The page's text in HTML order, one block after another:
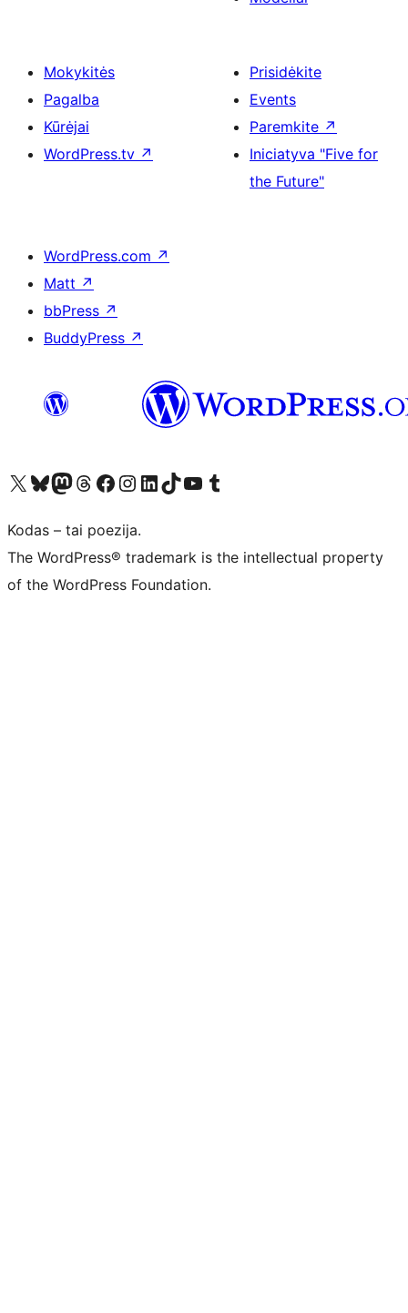
Mokykitės
Pagalba
Kūrėjai
WordPress.tv ↗
Prisidėkite
Events
Paremkite ↗
Iniciatyva "Five for
the Future"
WordPress.com ↗
Matt ↗
bbPress ↗
BuddyPress ↗
Visit our X (formerly Twitter) account
Apsilankykite mūsų Bluesky paskyroje
Visit our Mastodon account
Apsilankykite mūsų Threads paskyroje
Visit our Facebook page
Visit our Instagram account
Visit our LinkedIn account
Apsilankykite mūsų TikTok paskyroje
Visit our YouTube channel
Apsilankykite mūsų Tumblr paskyroje
Kodas – tai poezija.
The WordPress® trademark is the intellectual property
of the WordPress Foundation.